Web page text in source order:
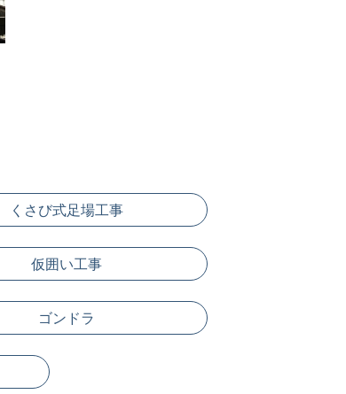
くさび式足場工事
仮囲い工事
ゴンドラ